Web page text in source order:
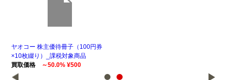
ヤオコー 株主優待冊子（100円券
×10枚綴り）_課税対象商品
買取価格
～50.0% ¥500